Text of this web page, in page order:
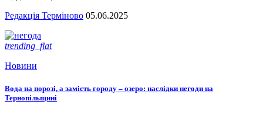
Редакція Терміново 05.06.2025
trending_flat
Новини
Вода на порозі, а замість городу – озеро: наслідки негоди на
Тернопільщині